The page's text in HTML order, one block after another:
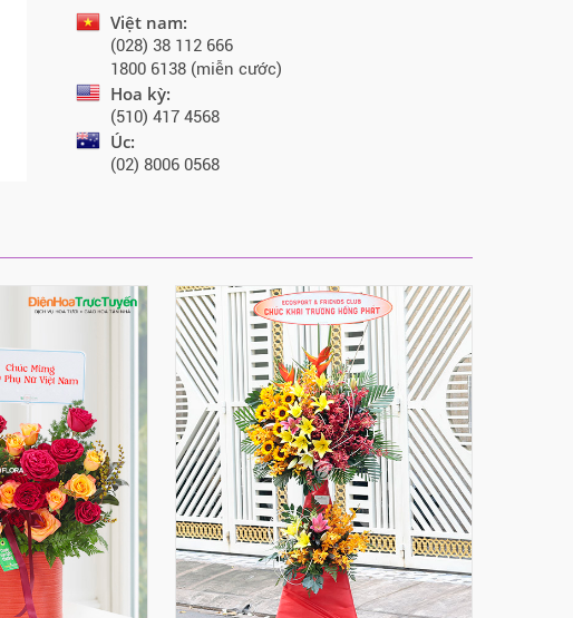
Việt nam:
(028) 38 112 666
1800 6138 (miễn cước)
Hoa kỳ:
(510) 417 4568
Úc:
(02) 8006 0568